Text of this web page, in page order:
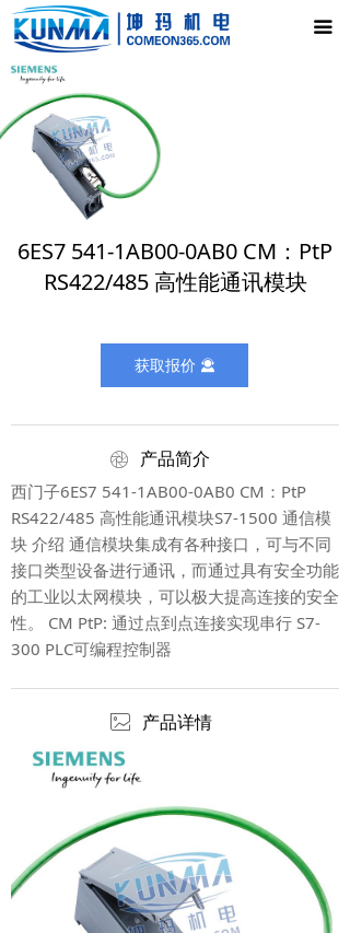
끀
首页
电气控制柜
新闻中心
产品展示
联系我们
6ES7 541-1AB00-0AB0 CM：PtP
RS422/485 高性能通讯模块
产品简介
西门子6ES7 541-1AB00-0AB0 CM：PtP
RS422/485 高性能通讯模块S7-1500 通信模
块 介绍 通信模块集成有各种接口，可与不同
接口类型设备进行通讯，而通过具有安全功能
的工业以太网模块，可以极大提高连接的安全
性。 CM PtP: 通过点到点连接实现串行 S7-
300 PLC可编程控制器
产品详情
ꁵ
ꂈ
获取报价 끤